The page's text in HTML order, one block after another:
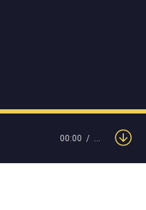
00:00 …